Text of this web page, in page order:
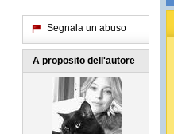
Segnala un abuso
A proposito dell'autore